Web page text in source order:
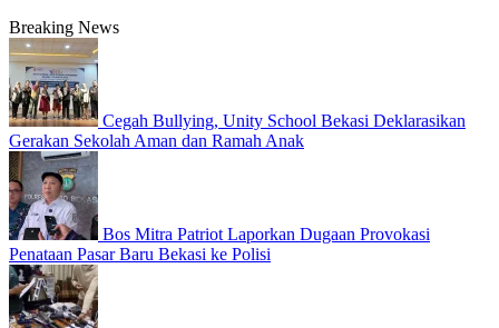
Breaking News
Cegah Bullying, Unity School Bekasi Deklarasikan
Gerakan Sekolah Aman dan Ramah Anak
Bos Mitra Patriot Laporkan Dugaan Provokasi
Penataan Pasar Baru Bekasi ke Polisi